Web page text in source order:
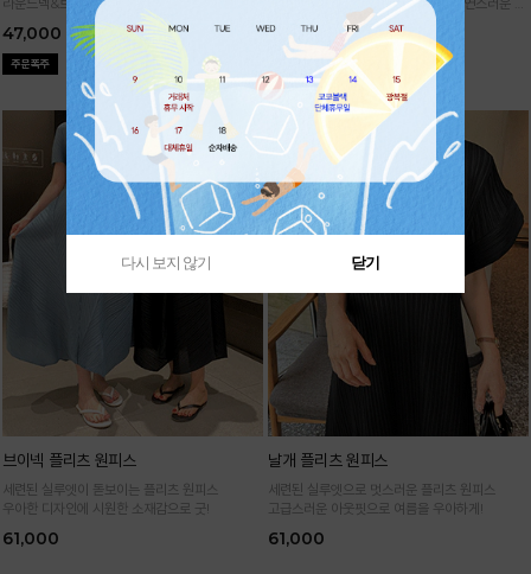
47,000
형 커버 허리 전체 밴딩으로 편안한 착용감
29,000
브이넥 플리츠 원피스
세련된 실루엣이 돋보이는 플리츠 원피스
우아한 디자인에 시원한 소재감으로 굿!
61,000
날개 플리츠 원피스
세련된 실루엣으로 멋스러운 플리츠 원피스
고급스러운 아웃핏으로 여름을 우아하게!
61,000
다시 보지 않기 닫기